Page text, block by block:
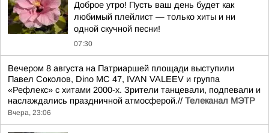
Доброе утро! Пусть ваш день будет как
любимый плейлист — только хиты и ни
одной скучной песни!
07:30
Вечером 8 августа на Патриаршей площади выступили
Павел Соколов, Dino MC 47, IVAN VALEEV и группа
«Рефлекс» с хитами 2000-х. Зрители танцевали, подпевали и
наслаждались праздничной атмосферой.// Телеканал МЭТР
Вчера, 23:06